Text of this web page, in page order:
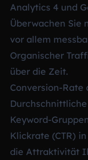
Analytics 4 und
Überwachen Sie
vor allem
Organischer
über die Zeit.
Conversion-Rate
Keyword-
Klickrate (CTR)
die Attraktivität